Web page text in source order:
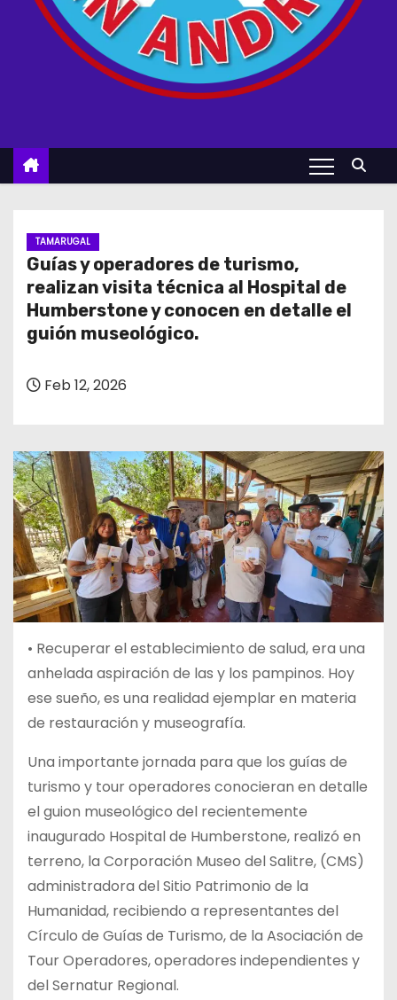
TAMARUGAL
Guías y operadores de turismo,
realizan visita técnica al Hospital de
Humberstone y conocen en detalle el
guión museológico.
Feb 12, 2026
• Recuperar el establecimiento de salud, era una
anhelada aspiración de las y los pampinos. Hoy
ese sueño, es una realidad ejemplar en materia
de restauración y museografía.
Una importante jornada para que los guías de
turismo y tour operadores conocieran en detalle
el guion museológico del recientemente
inaugurado Hospital de Humberstone, realizó en
terreno, la Corporación Museo del Salitre, (CMS)
administradora del Sitio Patrimonio de la
Humanidad, recibiendo a representantes del
Círculo de Guías de Turismo, de la Asociación de
Tour Operadores, operadores independientes y
del Sernatur Regional.